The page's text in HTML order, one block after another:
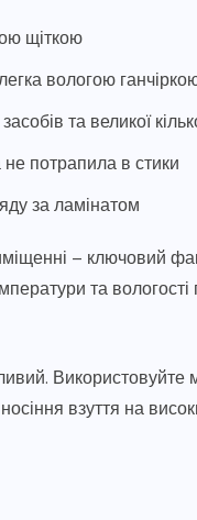
щіткою
вологою
та великої
потрапила в стики
за ламінатом
– ключовий
та
Використовуйте
взуття на